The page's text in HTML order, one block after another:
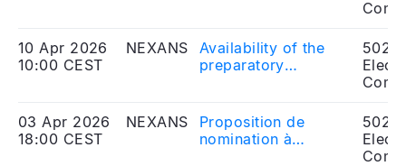
Générale Mixte des
actionnaires du 21
mai 2026
10 Apr 2026
10:00 CEST
NEXANS
Availability of the
preparatory
Shareholders'
Meeting of May 21st,
03 Apr 2026
18:00 CEST
NEXANS
Proposition de
nomination à